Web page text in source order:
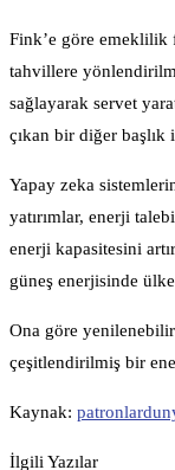
Fink’e göre emeklilik
tahvillere
sağlayarak servet
çıkan bir diğer başlık
Yapay zeka
yatırımlar, enerji
enerji kapasitesini
güneş enerjisinde
Ona göre yenilenebilir
çeşitlendirilmiş bir
Kaynak:
İlgili Yazılar